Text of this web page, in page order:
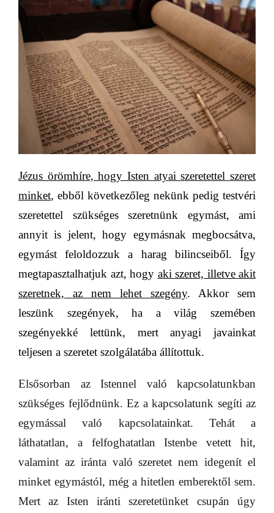
Jézus örömhíre, hogy Isten atyai szeretettel szeret
minket, ebből következőleg nekünk pedig testvéri
szeretettel szükséges szeretnünk egymást, ami
annyit is jelent, hogy egymásnak megbocsátva,
egymást feloldozzuk a harag bilincseiből. Így
megtapasztalhatjuk azt, hogy aki szeret, illetve akit
szeretnek, az nem lehet szegény. Akkor sem
leszünk szegények, ha a világ szemében
szegényekké lettünk, mert anyagi javainkat
teljesen a szeretet szolgálatába állítottuk.
Elsősorban az Istennel való kapcsolatunkban
szükséges fejlődnünk. Ez a kapcsolatunk segíti az
egymással való kapcsolatainkat. Tehát a
láthatatlan, a felfoghatatlan Istenbe vetett hit,
valamint az iránta való szeretet nem idegenít el
minket egymástól, még a hitetlen emberektől sem.
Mert az Isten iránti szeretetünket csupán úgy